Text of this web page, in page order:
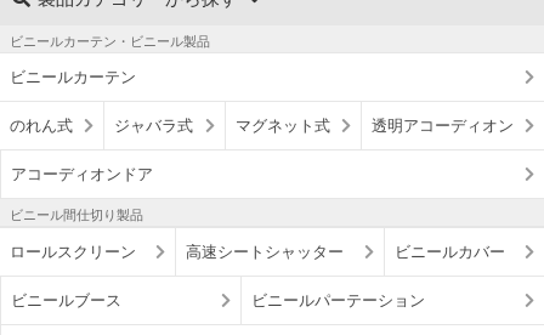
ビニールカーテン・ビニール製品
ビニールカーテン
のれん式 ジャバラ式 マグネット式 透明アコーディオン
アコーディオンドア
ビニール間仕切り製品
ロールスクリーン 高速シートシャッター ビニールカバー
ビニールブース ビニールパーテーション